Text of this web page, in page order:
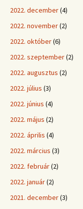
2022. december(4)
2022. november(2)
2022. október(6)
2022. szeptember(2)
2022. augusztus (2)
2022. július (3)
2022. június (4)
2022. május (2)
2022. április (4)
2022. március (3)
2022. február(2)
2022. január(2)
2021. december(3)